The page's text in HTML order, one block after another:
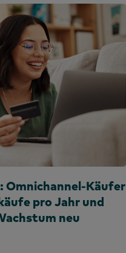
Omnichannel-Käufer
pro Jahr und
neu